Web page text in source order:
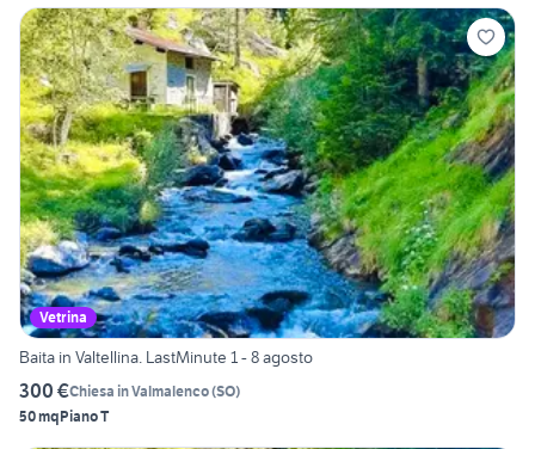
Vetrina
Baita in Valtellina. LastMinute 1 - 8 agosto
300 €Chiesa in Valmalenco(SO)
50 mqPiano T